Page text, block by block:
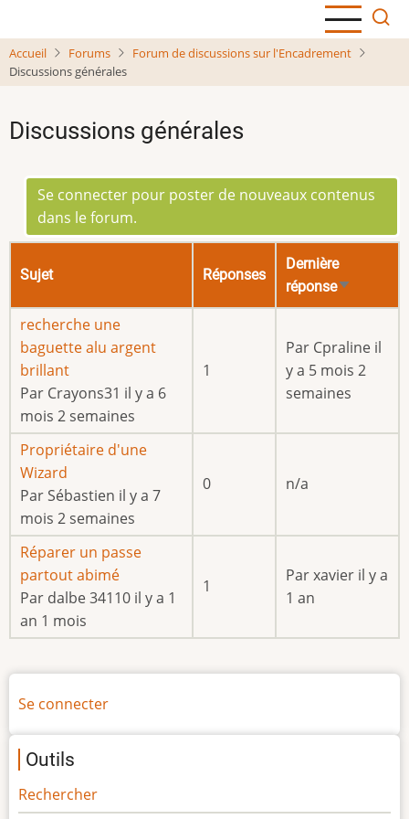
au
contenu
principal
Accueil Forums
Forum de discussions sur l'Encadrement
Discussions générales
Discussions générales
Se connecter pour poster de nouveaux contenus
dans le forum.
Sujet Réponses
Dernière
réponseTrier
par
croissant
Sujet
normal
recherche une
baguette alu argent
brillant
Par Crayons31 il y a 6
mois 2 semaines
1
Par Cpraline il
y a 5 mois 2
semaines
Sujet
normal
Propriétaire d'une
Wizard
ParSébastien il y a 7
mois 2 semaines
0 n/a
Sujet
normal
Réparer un passe
partout abimé
Par dalbe 34110 il y a 1
an 1 mois
1
Parxavier il y a
1 an
Menu
compte
de
l'utilisateur
Se connecter
Outils
Rechercher